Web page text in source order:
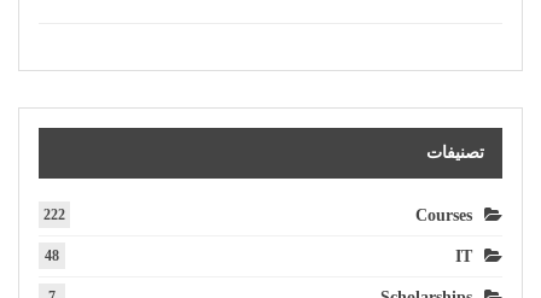
تصنيفات
Courses
222
IT
48